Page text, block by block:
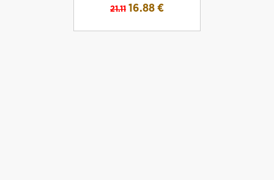
21.11 16.88€